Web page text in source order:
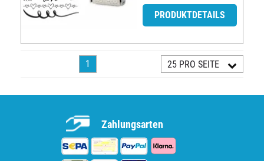
PRODUKTDETAILS
25 PRO SEITE
1
Zahlungsarten